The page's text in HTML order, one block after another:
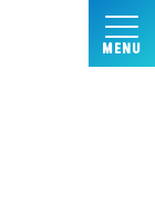
MENU